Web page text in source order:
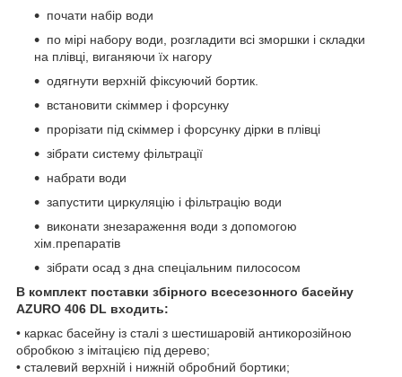
почати набір води
по мірі набору води, розгладити всі зморшки і складки
на плівці, виганяючи їх нагору
одягнути верхній фіксуючий бортик.
встановити скіммер і форсунку
прорізати під скіммер і форсунку дірки в плівці
зібрати систему фільтрації
набрати води
запустити циркуляцію і фільтрацію води
виконати знезараження води з допомогою
хім.препаратів
зібрати осад з дна спеціальним пилососом
В комплект поставки збірного всесезонного басейну
AZURO 406 DL входить:
• каркас басейну із сталі з шестишаровій антикорозійною
обробкою з імітацією під дерево;
• сталевий верхній і нижній обробний бортики;